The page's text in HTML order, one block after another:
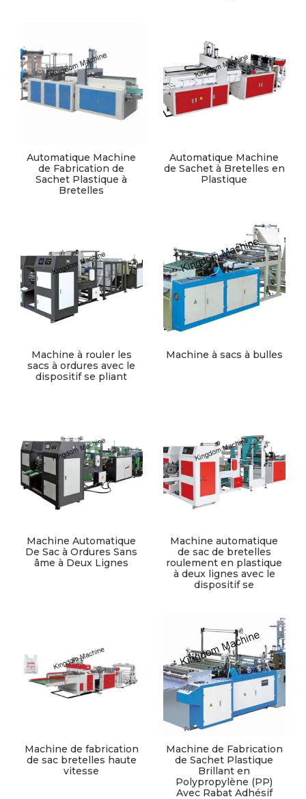
Automatique Machine
de Fabrication de
Sachet Plastique à
Bretelles
Automatique Machine
de Sachet à Bretelles en
Plastique
Machine à rouler les
sacs à ordures avec le
dispositif se pliant
Machine à sacs à bulles
Machine Automatique
De Sac à Ordures Sans
âme à Deux Lignes
Machine automatique
de sac de bretelles
roulement en plastique
à deux lignes avec le
dispositif se
Machine de fabrication
de sac bretelles haute
vitesse
Machine de Fabrication
de Sachet Plastique
Brillant en
Polypropylène (PP)
Avec Rabat Adhésif